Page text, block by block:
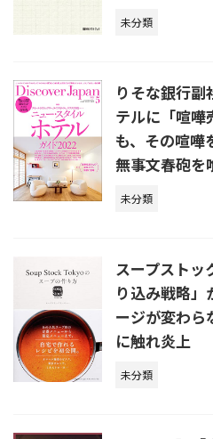
未分類
りそな銀行
テルに「喧嘩
も、その喧嘩
無事文春砲を
未分類
スープストッ
り込み戦略
ージが変わら
に触れ炎上
未分類